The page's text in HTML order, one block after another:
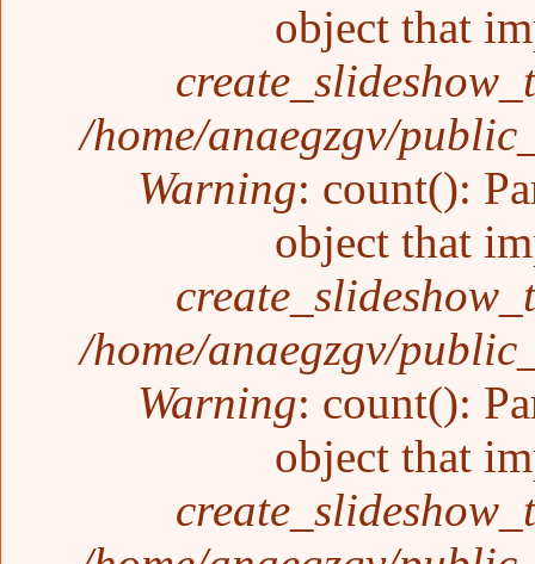
object that
/home/anaegzgv/
Warning: count():
object that
/home/anaegzgv/
Warning: count():
object that